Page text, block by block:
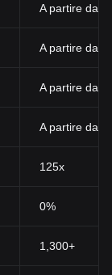
A partire dallo
A partire
A partire dallo
A partire
125x
0%
1,300+